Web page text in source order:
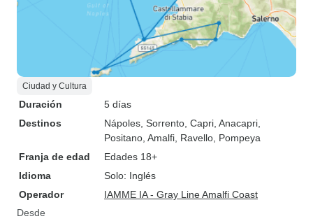
Ciudad y Cultura
Duración
5 días
Destinos
Nápoles , Sorrento , Capri , Anacapri
Positano , Amalfi , Ravello , Pompeya
Franja de edad
Edades 18+
Idioma
Solo: Inglés
Operador
IAMME IA - Gray Line Amalfi Coast
Desde